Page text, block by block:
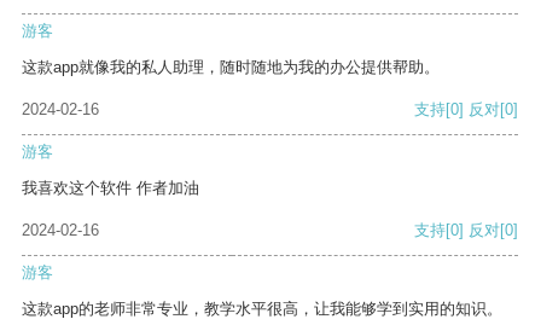
游客
这款app就像我的私人助理，随时随地为我的办公提供帮助。
2024-02-16 支持[0] 反对[0]
游客
我喜欢这个软件 作者加油
2024-02-16 支持[0] 反对[0]
游客
这款app的老师非常专业，教学水平很高，让我能够学到实用的知识。